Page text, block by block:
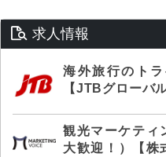
求人情報
海外旅行のト
【JTBグローバ
観光マーケティ
大歓迎！）【株